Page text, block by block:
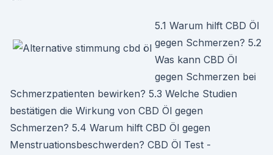
5.1 Warum hilft CBD Öl
gegen Schmerzen? 5.2
Was kann CBD Öl
gegen Schmerzen bei
Schmerzpatienten bewirken? 5.3 Welche Studien
bestätigen die Wirkung von CBD Öl gegen
Schmerzen? 5.4 Warum hilft CBD Öl gegen
Menstruationsbeschwerden? CBD Öl Test -